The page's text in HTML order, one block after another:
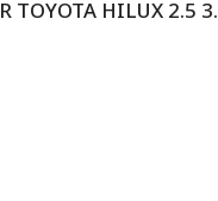
TOYOTA HILUX 2.5